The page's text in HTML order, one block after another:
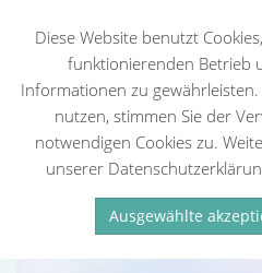
Zurück
Diese Website benutzt
funktionierenden Betrieb
Informationen zu
nutzen, stimmen Sie der
notwendigen Cookies zu.
unserer
Ausgewählte